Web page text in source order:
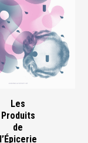
Les
Produits
de
l’Épicerie